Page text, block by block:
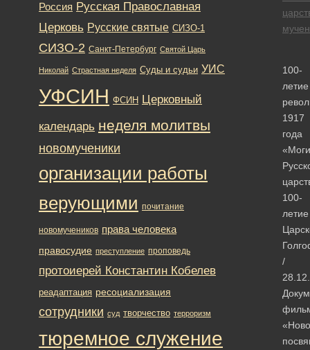
100-
летие
1917
года
100-
летие
/
Россия Русская Православная
Церковь Русские святые СИЗО-1
СИЗО-2 Санкт-Петербург Святой Царь
Николай Страстная неделя Суды и судьи УИС
УФСИН ФСИН Церковный
календарь неделя молитвы
новомученики
организации работы
верующими почитание
новомучеников права человека
правосудие преступление проповедь
протоиерей Константин Кобелев
реадаптация ресоциализация
сотрудники суд творчество терроризм
тюремное служение